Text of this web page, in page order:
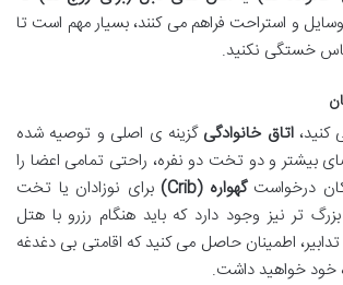
و استراحت فراهم می کنند، بسیار مهم است تا
خستگی نکنید.
کنید،اتاق خانوادگی گزینه ی اصلی و توصیه شده
بیشتر و دو تخت دو نفره، راحتی تمامی اعضا را
درخواستگهواره (Crib)
برای نوزادان یا تخت
تر نیز وجود دارد که باید هنگام رزرو با هتل
اطمینان حاصل می کنید که اقامتی بی دغدغه
خود خواهید داشت.